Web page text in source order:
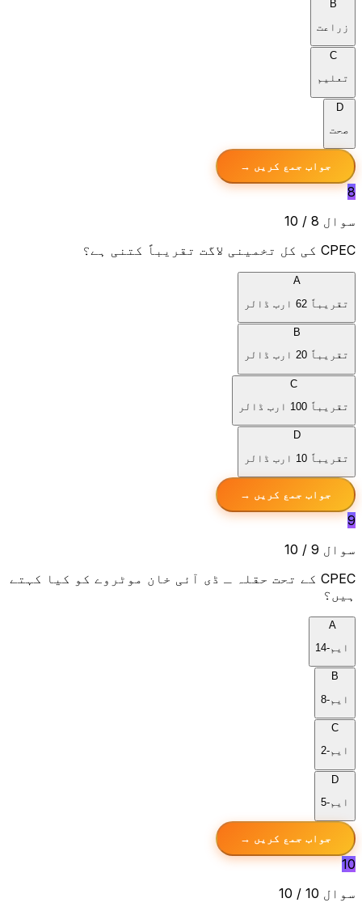
B
زراعت
C
تعلیم
D
صحت
جواب جمع کریں →
8
سوال 8 / 10
CPEC کی کل تخمینی لاگت تقریباً کتنی ہے؟
A
تقریباً 62 ارب ڈالر
B
تقریباً 20 ارب ڈالر
C
تقریباً 100 ارب ڈالر
D
تقریباً 10 ارب ڈالر
جواب جمع کریں →
9
سوال 9 / 10
CPEC کے تحت حقلہ ـ ڈی آئی خان موٹروے کو کیا کہتے
ہیں؟
A
ایم-14
B
ایم-8
C
ایم-2
D
ایم-5
جواب جمع کریں →
10
سوال 10 / 10